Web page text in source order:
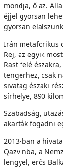
mondja, ő az.
éjjel gyorsan
gyorsan
Irán metaforikus
Rej, az egyik
Rast felé
tengerhez, csak
sivatag északi
sírhelye, 890
Szabadság,
akarták fogadni
2013-ban a
Qazvinba, a
lengyel, erős